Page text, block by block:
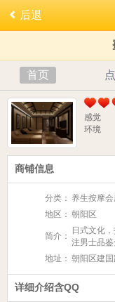
后退
首页
感觉
环境
商铺信息
分类： 养生按摩
地区： 朝阳区
简介：
日式文化
注男士品鉴
地址： 朝阳区建
详细介绍含QQ